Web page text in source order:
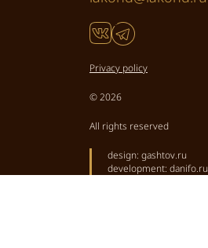
Privacy policy
© 2026
All rights reserved
design: gashtov.ru
development: danifo.ru